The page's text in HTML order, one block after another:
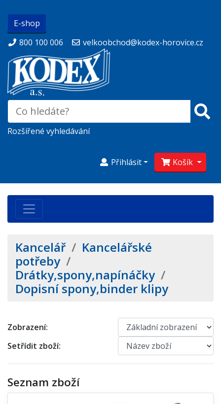
E-shop
800 100 006
velkoobchod@kodex-horovice.cz
Rozšířené vyhledávání
Košík
Přihlásit
Kancelář/ Kancelářské
potřeby/
Drátky,spony,napínáčky/
Dopisní spony,binder klipy
Zobrazení:
Setřídit zboží:
Seznam zboží